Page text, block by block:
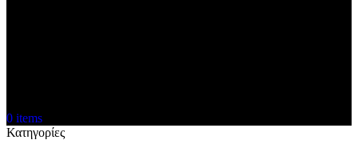
0 items
Κατηγορίες